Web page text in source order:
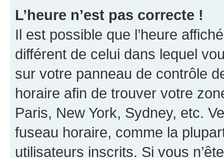
L’heure n’est pas correcte !
Il est possible que l’heure
différent de celui dans lequel
sur votre panneau de contrôle
horaire afin de trouver votre
Paris, New York, Sydney, etc.
fuseau horaire, comme la
utilisateurs inscrits. Si vous